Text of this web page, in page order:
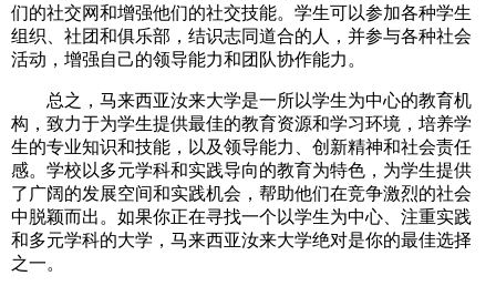
们的社交网和增强他们的社交技能。学生可以参加各种学生
组织、社团和俱乐部，结识志同道合的人，并参与各种社会
活动，增强自己的领导能力和团队协作能力。
总之，马来西亚汝来大学是一所以学生为中心的教育机
构，致力于为学生提供最佳的教育资源和学习环境，培养学
生的专业知识和技能，以及领导能力、创新精神和社会责任
感。学校以多元学科和实践导向的教育为特色，为学生提供
了广阔的发展空间和实践机会，帮助他们在竞争激烈的社会
中脱颖而出。如果你正在寻找一个以学生为中心、注重实践
和多元学科的大学，马来西亚汝来大学绝对是你的最佳选择
之一。